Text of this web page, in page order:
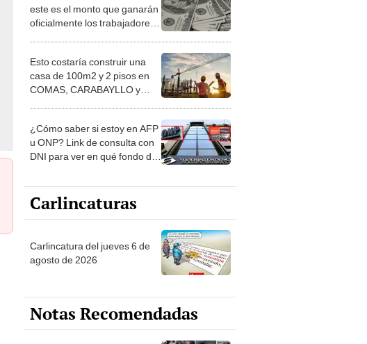
este es el monto que ganarán
oficialmente los trabajadores
Esto costaría construir una
casa de 100m2 y 2 pisos en
COMAS, CARABAYLLO y
¿Cómo saber si estoy en AFP
u ONP? Link de consulta con
DNI para ver en qué fondo de
Carlincaturas
Carlincatura del jueves 6 de
agosto de 2026
Notas Recomendadas